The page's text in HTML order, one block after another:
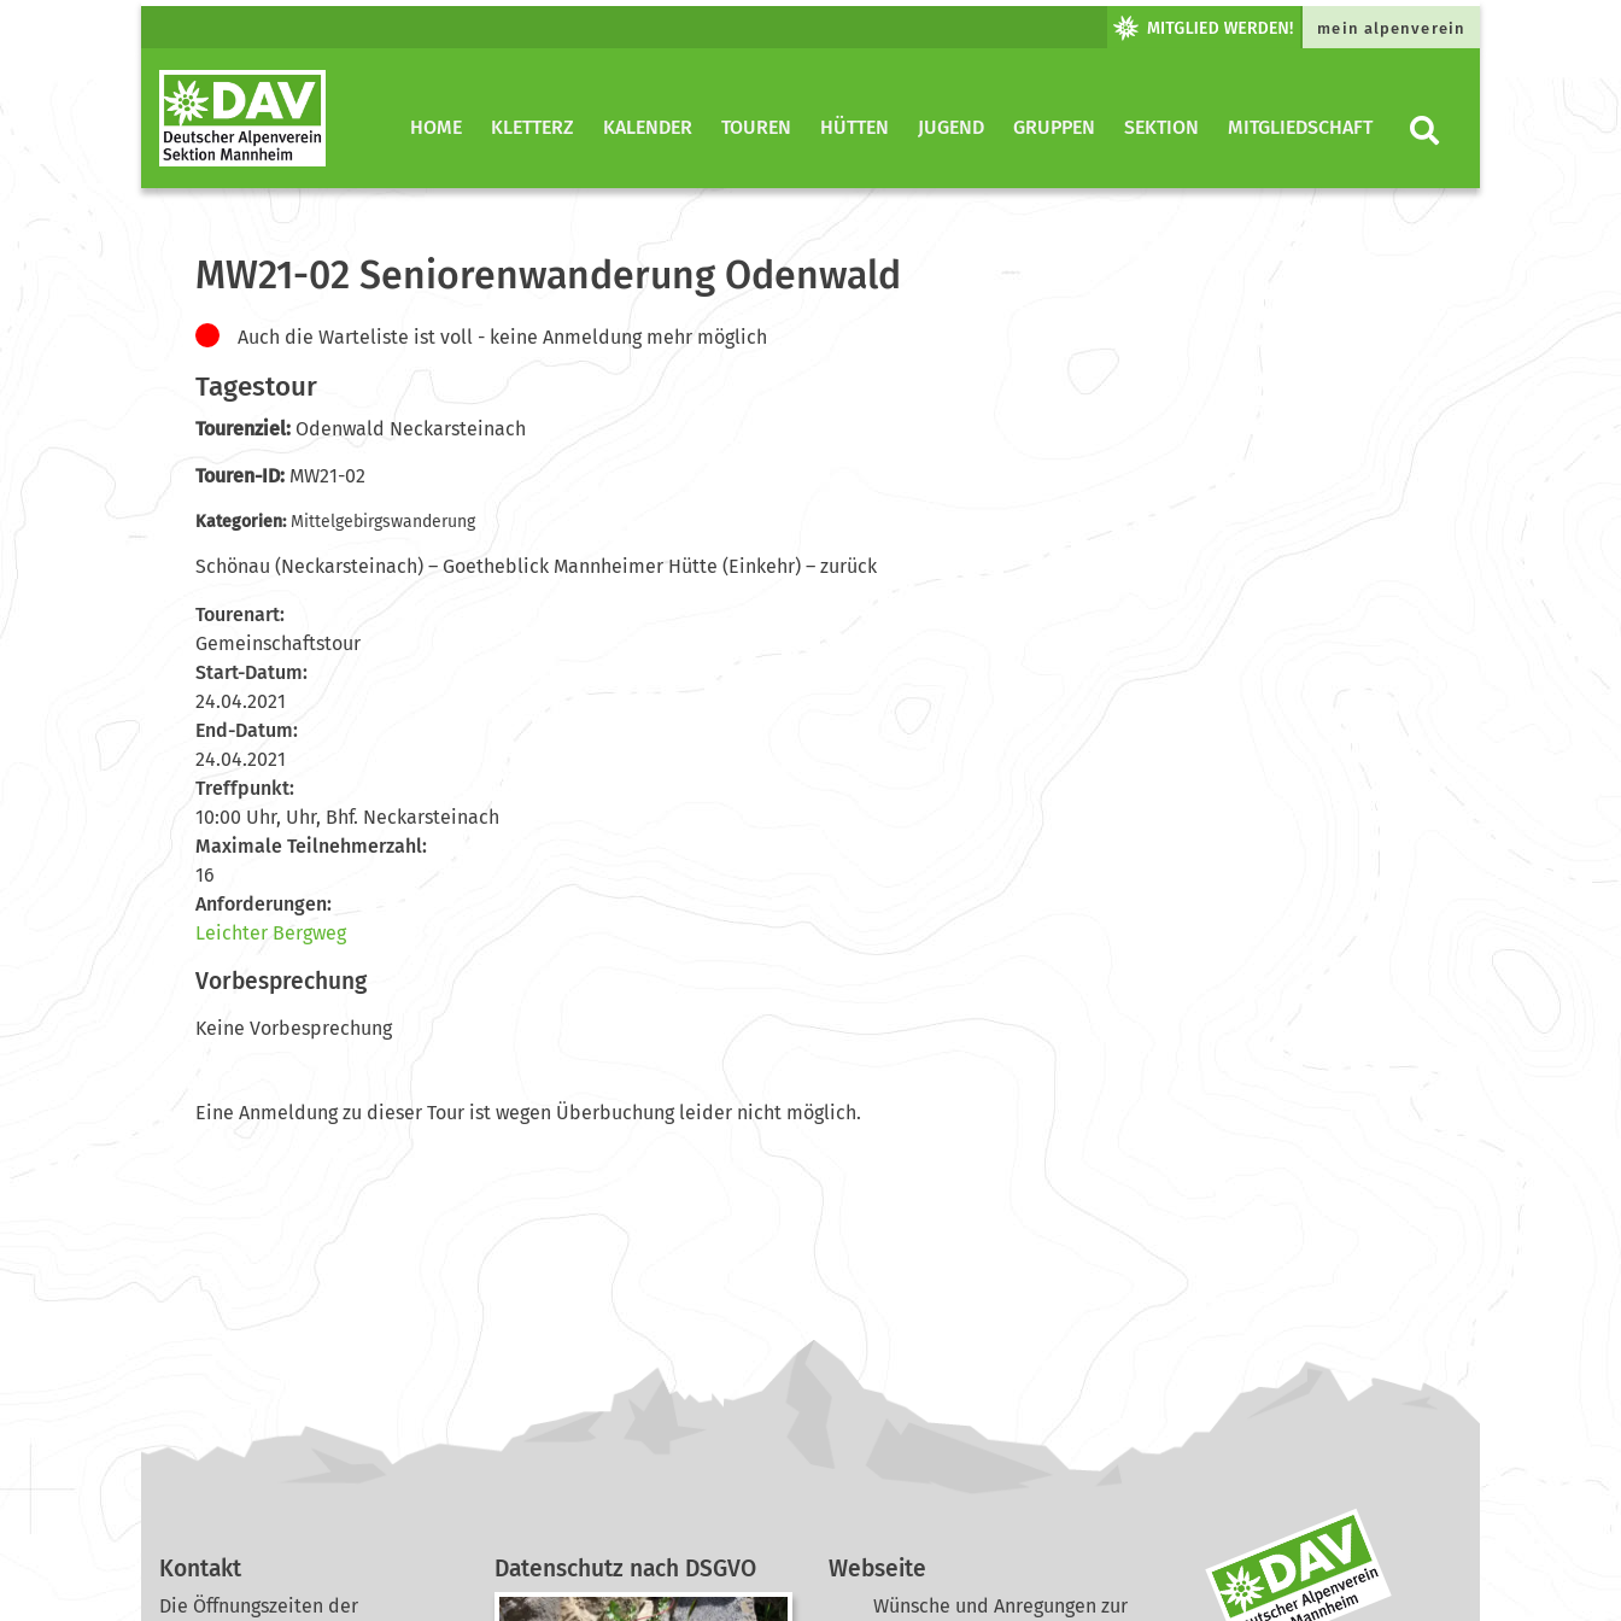
mein alpenverein
HOME KLETTERZ KALENDER TOUREN HÜTTEN JUGEND GRUPPEN SEKTION MITGLIEDSCHAFT
MW21-02 Seniorenwanderung Odenwald
Auch die Warteliste ist voll - keine Anmeldung mehr möglich
Tagestour
Tourenziel: Odenwald Neckarsteinach
Touren-ID: MW21-02
Kategorien: Mittelgebirgswanderung
Schönau (Neckarsteinach) – Goetheblick Mannheimer Hütte (Einkehr) – zurück
Tourenart:
Gemeinschaftstour
Start-Datum:
24.04.2021
End-Datum:
24.04.2021
Treffpunkt:
10:00 Uhr, Uhr, Bhf. Neckarsteinach
Maximale Teilnehmerzahl:
16
Anforderungen:
Leichter Bergweg
Vorbesprechung
Keine Vorbesprechung
Eine Anmeldung zu dieser Tour ist wegen Überbuchung leider nicht möglich.
Kontakt
Die Öffnungszeiten der
Datenschutz nach DSGVO Webseite
Wünsche und Anregungen zur